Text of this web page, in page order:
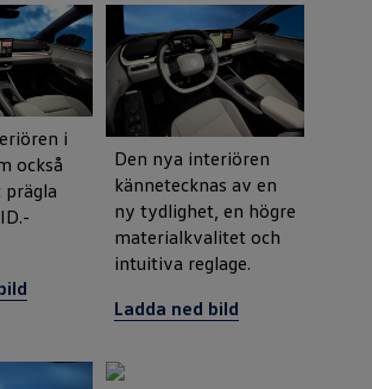
i
också
Den nya interiören
kännetecknas av en
ny tydlighet, en högre
materialkvalitet och
intuitiva reglage.
Ladda ned bild